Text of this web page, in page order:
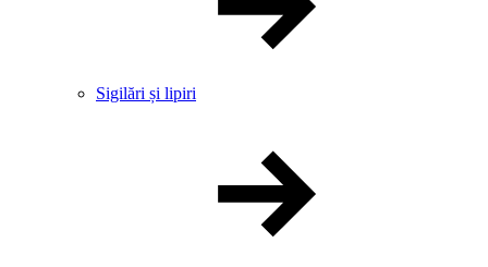
Sigilări și lipiri